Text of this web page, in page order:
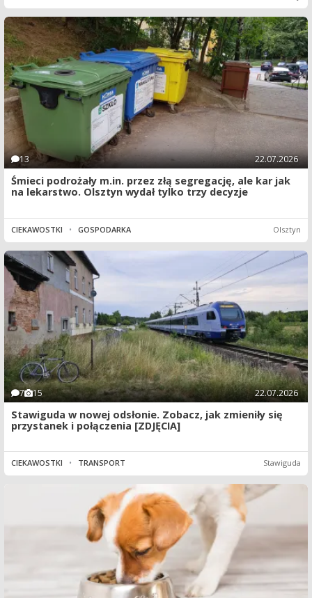
13 22.07.2026
Śmieci podrożały m.in. przez złą segregację, ale kar jak
na lekarstwo. Olsztyn wydał tylko trzy decyzje
CIEKAWOSTKI • GOSPODARKA Olsztyn
7 15 22.07.2026
Stawiguda w nowej odsłonie. Zobacz, jak zmieniły się
przystanek i połączenia [ZDJĘCIA]
CIEKAWOSTKI • TRANSPORT Stawiguda